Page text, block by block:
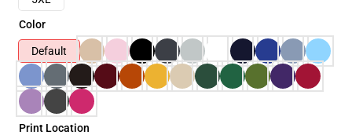
Color
Default
Print Location